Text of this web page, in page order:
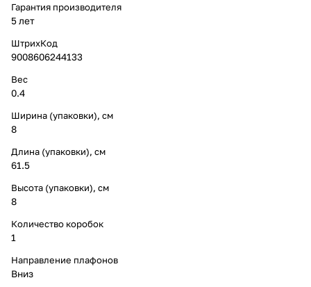
Гарантия производителя
5 лет
ШтрихКод
9008606244133
Вес
0.4
Ширина (упаковки), см
8
Длина (упаковки), см
61.5
Высота (упаковки), см
8
Количество коробок
1
Направление плафонов
Вниз